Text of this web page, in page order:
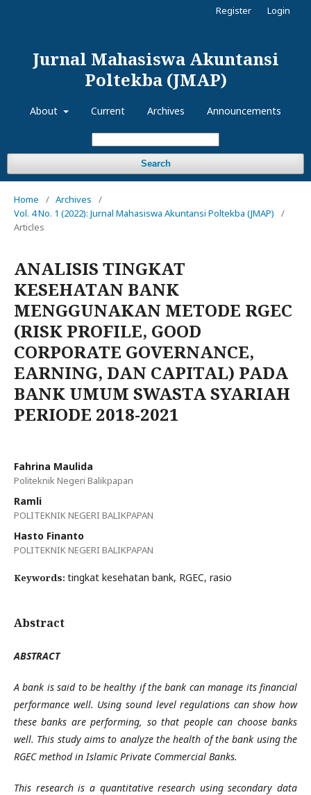
Jurnal Mahasiswa Akuntansi
Poltekba (JMAP)
About Current Archives Announcements
Search
Register Login
Home / Archives
/
Vol. 4 No. 1 (2022): Jurnal Mahasiswa Akuntansi Poltekba (JMAP)
/
Articles
ANALISIS TINGKAT
KESEHATAN BANK
MENGGUNAKAN METODE RGEC
(RISK PROFILE, GOOD
CORPORATE GOVERNANCE,
EARNING, DAN CAPITAL) PADA
BANK UMUM SWASTA SYARIAH
PERIODE 2018-2021
Fahrina Maulida
Politeknik Negeri Balikpapan
Ramli
POLITEKNIK NEGERI BALIKPAPAN
Hasto Finanto
POLITEKNIK NEGERI BALIKPAPAN
Keywords: tingkat kesehatan bank, RGEC, rasio
Abstract
ABSTRACT
A bank is said to be healthy if the bank can manage its financial
performance well. Using sound level regulations can show how
these banks are performing, so that people can choose banks
well. This study aims to analyze the health of the bank using the
RGEC method in Islamic Private Commercial Banks.
This research is a quantitative research using secondary data